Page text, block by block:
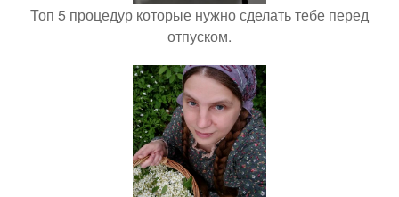
Топ 5 процедур которые нужно сделать тебе перед
отпуском.